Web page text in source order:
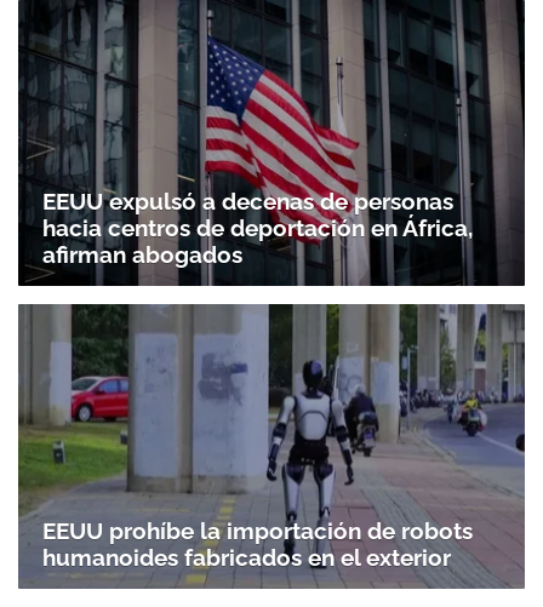
EEUU expulsó a decenas de personas
hacia centros de deportación en África,
afirman abogados
EEUU prohíbe la importación de robots
humanoides fabricados en el exterior